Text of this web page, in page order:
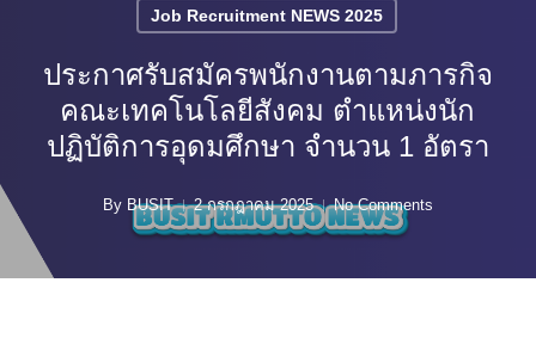
Job Recruitment NEWS 2025
ประกาศรับสมัครพนักงานตามภารกิจ
คณะเทคโนโลยีสังคม ตำแหน่งนัก
ปฏิบัติการอุดมศึกษา จำนวน 1 อัตรา
By BUSIT 2 กรกฎาคม 2025 No Comments